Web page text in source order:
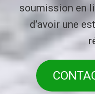
soumission en
d’avoir une